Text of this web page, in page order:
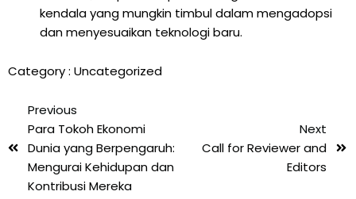
kendala yang mungkin timbul dalam mengadopsi
dan menyesuaikan teknologi baru.
Category : Uncategorized
Previous
Para Tokoh Ekonomi
Dunia yang Berpengaruh:
Mengurai Kehidupan dan
Kontribusi Mereka
Next
Call for Reviewer and
Editors